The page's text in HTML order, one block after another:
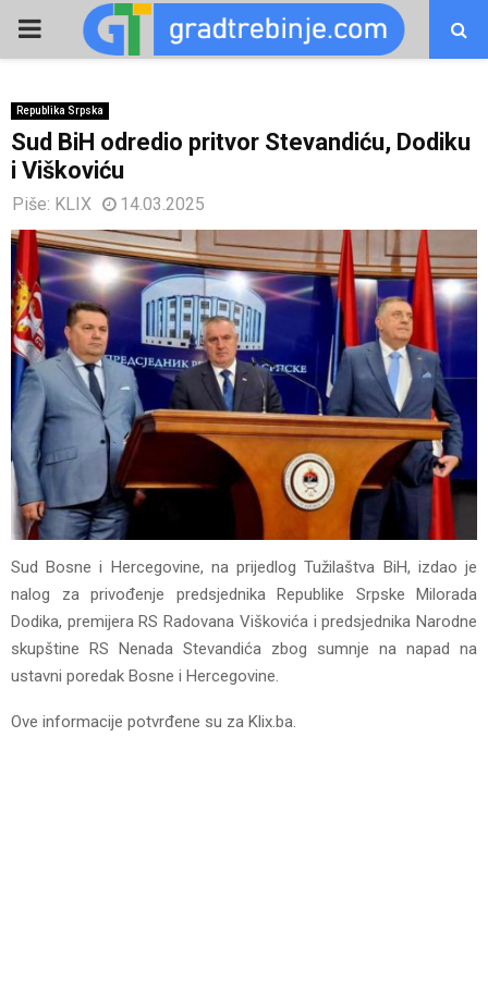
PRIMARY
Republika Srpska
Sud BiH odredio pritvor Stevandiću, Dodiku
i Viškoviću
Piše: KLIX 14.03.2025
Sud Bosne i Hercegovine, na prijedlog Tužilaštva BiH, izdao je
nalog za privođenje predsjednika Republike Srpske Milorada
Dodika, premijera RS Radovana Viškovića i predsjednika Narodne
skupštine RS Nenada Stevandića zbog sumnje na napad na
ustavni poredak Bosne i Hercegovine.
Ove informacije potvrđene su za Klix.ba.